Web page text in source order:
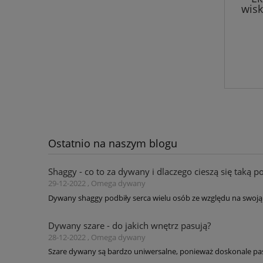
Ostatnio na naszym blogu
Shaggy - co to za dywany i dlaczego cieszą się taką
29-12-2022 , Omega dywany
Dywany shaggy podbiły serca wielu osób ze względu na
Dywany szare - do jakich wnętrz pasują?
28-12-2022 , Omega dywany
Szare dywany są bardzo uniwersalne, ponieważ doskonale